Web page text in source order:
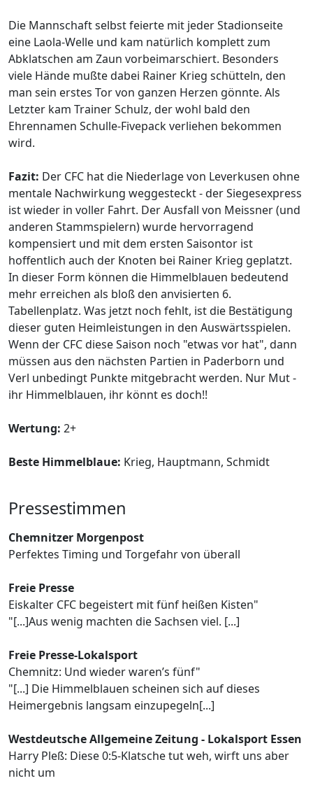
Die Mannschaft selbst feierte mit jeder Stadionseite
eine Laola-Welle und kam natürlich komplett zum
Abklatschen am Zaun vorbeimarschiert. Besonders
viele Hände mußte dabei Rainer Krieg schütteln, den
man sein erstes Tor von ganzen Herzen gönnte. Als
Letzter kam Trainer Schulz, der wohl bald den
Ehrennamen Schulle-Fivepack verliehen bekommen
wird.
Fazit: Der CFC hat die Niederlage von Leverkusen ohne
mentale Nachwirkung weggesteckt - der Siegesexpress
ist wieder in voller Fahrt. Der Ausfall von Meissner (und
anderen Stammspielern) wurde hervorragend
kompensiert und mit dem ersten Saisontor ist
hoffentlich auch der Knoten bei Rainer Krieg geplatzt.
In dieser Form können die Himmelblauen bedeutend
mehr erreichen als bloß den anvisierten 6.
Tabellenplatz. Was jetzt noch fehlt, ist die Bestätigung
dieser guten Heimleistungen in den Auswärtsspielen.
Wenn der CFC diese Saison noch "etwas vor hat", dann
müssen aus den nächsten Partien in Paderborn und
Verl unbedingt Punkte mitgebracht werden. Nur Mut -
ihr Himmelblauen, ihr könnt es doch!!
Wertung: 2+
Beste Himmelblaue: Krieg, Hauptmann, Schmidt
Pressestimmen
Chemnitzer Morgenpost
Perfektes Timing und Torgefahr von überall
Freie Presse
Eiskalter CFC begeistert mit fünf heißen Kisten"
"[...]Aus wenig machten die Sachsen viel. [...]
Freie Presse-Lokalsport
Chemnitz: Und wieder waren’s fünf"
"[...] Die Himmelblauen scheinen sich auf dieses
Heimergebnis langsam einzupegeln[...]
Westdeutsche Allgemeine Zeitung - Lokalsport Essen
Harry Pleß: Diese 0:5-Klatsche tut weh, wirft uns aber
nicht um